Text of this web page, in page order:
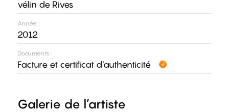
vélin de Rives
Année :
2012
Documents :
Facture et certificat d’authenticité
Galerie de l’artiste